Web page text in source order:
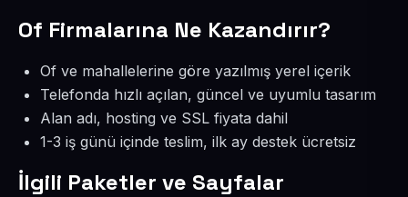
Of Firmalarına Ne Kazandırır?
Of ve mahallelerine göre yazılmış yerel içerik
Telefonda hızlı açılan, güncel ve uyumlu tasarım
Alan adı, hosting ve SSL fiyata dahil
1-3 iş günü içinde teslim, ilk ay destek ücretsiz
İlgili Paketler ve Sayfalar